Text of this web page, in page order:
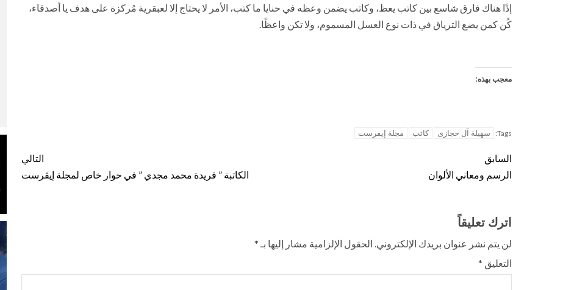
إذًا هناك فارق شاسع بين كاتب يعظ، وكاتب يضمن وعظه في حنايا ما كتب، الأمر لا يحتاج إلا لعبقرية مُركزة على هدف يا أصدقاء،
كُن كمن يضع الترياق في ذات نوع العسل المسموم، ولا تكن واعظًا.
معجب بهذه:
Tags: سهيلة آل حجازى كاتب مجلة إيفرست
السابق
الرسم ومعاني الألوان
التالي
الكاتبة ” فريدة محمد مجدي ” في حوار خاص لمجلة إيڤرست
اترك تعليقاً
لن يتم نشر عنوان بريدك الإلكتروني. الحقول الإلزامية مشار إليها بـ *
التعليق *